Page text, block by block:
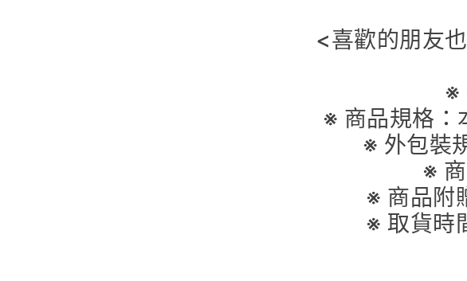
<喜歡的朋友
※
※ 商品規格
※ 外包裝
※
※ 商品附
※ 取貨時